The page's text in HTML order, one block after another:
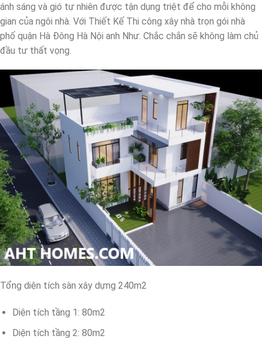
ánh sáng và gió tự nhiên được tận dụng triệt để cho mỗi không
gian của ngôi nhà. Với Thiết Kế Thi công xây nhà trọn gói nhà
phố quận Hà Đông Hà Nội anh Như. Chắc chắn sẽ không làm chủ
đầu tư thất vọng.
Tổng diện tích sàn xây dựng 240m2
Diện tích tầng 1: 80m2
Diện tích tầng 2: 80m2